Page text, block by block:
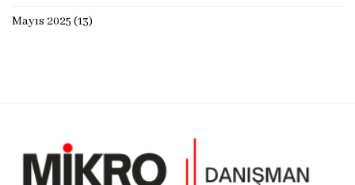
Mayıs 2025 (13)